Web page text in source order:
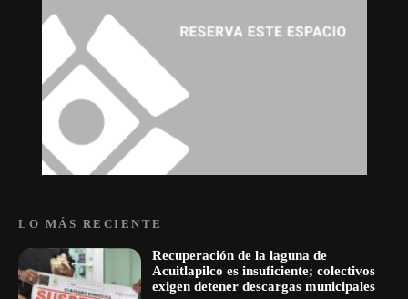
LO MÁS RECIENTE
Recuperación de la laguna de
Acuitlapilco es insuficiente; colectivos
exigen detener descargas municipales